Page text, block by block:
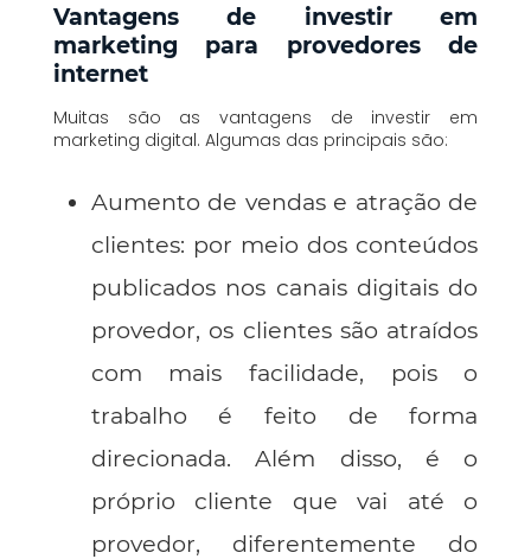
Vantagens de investir em
marketing para provedores de
internet
Muitas são as vantagens de investir em
marketing digital. Algumas das principais são:
Aumento de vendas e atração de
clientes: por meio dos conteúdos
publicados nos canais digitais do
provedor, os clientes são atraídos
com mais facilidade, pois o
trabalho é feito de forma
direcionada. Além disso, é o
próprio cliente que vai até o
provedor, diferentemente do